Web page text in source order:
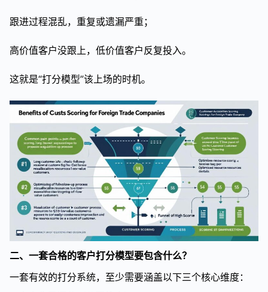
跟进过程混乱，重复或遗漏严重；
高价值客户没跟上，低价值客户反复投入。
这就是“打分模型”该上场的时机。
二、一套合格的客户打分模型要包含什么？
一套有效的打分系统，至少需要涵盖以下三个核心维度：